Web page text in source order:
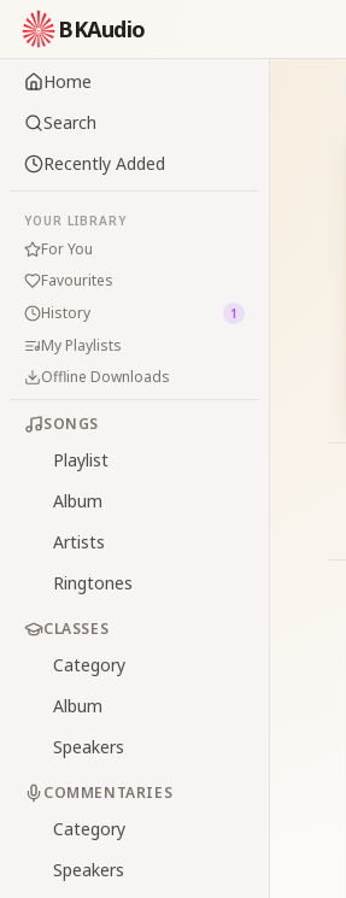
BKAudio
Home
Search
Recently Added
YOUR LIBRARY
For You
Favourites
History
1
My Playlists
Offline Downloads
SONGS
Playlist
Album
Artists
Ringtones
CLASSES
Category
Album
Speakers
COMMENTARIES
Category
Speakers